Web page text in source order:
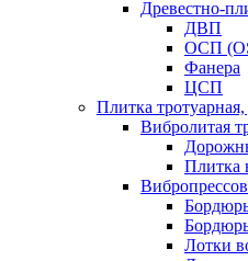
Древестно-
ДВП
ОСП
Фанера
ЦСП
Плитка
Вибролитая
Плитка
Лотки